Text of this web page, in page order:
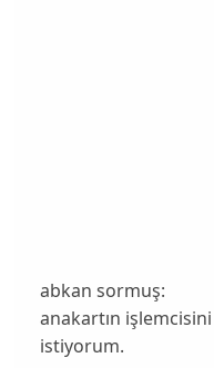
abkan sormuş:
anakartın
istiyorum.